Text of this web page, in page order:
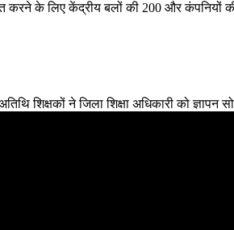
करने के लिए केंद्रीय बलों की 200 और कंपनियों
शिक्षकों ने जिला शिक्षा अधिकारी को ज्ञापन